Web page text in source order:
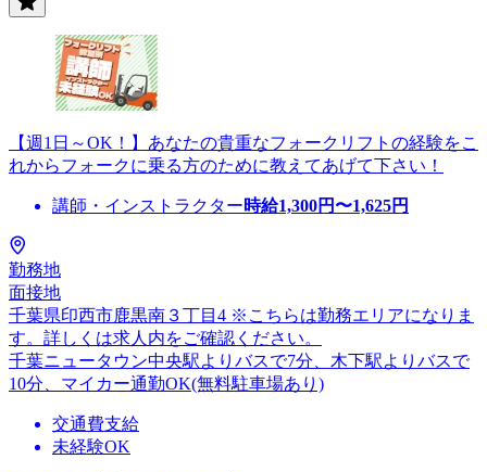
【週1日～OK！】あなたの貴重なフォークリフトの経験をこ
れからフォークに乗る方のために教えてあげて下さい！
講師・インストラクター時給1,300円〜1,625円
勤務地
面接地
千葉県印西市鹿黒南３丁目4 ※こちらは勤務エリアになりま
す。詳しくは求人内をご確認ください。
千葉ニュータウン中央駅よりバスで7分、木下駅よりバスで
10分、マイカー通勤OK(無料駐車場あり)
交通費支給
未経験OK